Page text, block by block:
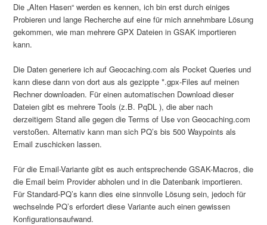
Die „Alten Hasen“ werden es kennen, ich bin erst durch einiges
Probieren und lange Recherche auf eine für mich annehmbare Lösung
gekommen, wie man mehrere GPX Dateien in GSAK importieren
kann.
Die Daten generiere ich auf Geocaching.com als Pocket Queries und
kann diese dann von dort aus als gezippte *.gpx-Files auf meinen
Rechner downloaden. Für einen automatischen Download dieser
Dateien gibt es mehrere Tools (z.B. PqDL ), die aber nach
derzeitigem Stand alle gegen die Terms of Use von Geocaching.com
verstoßen. Alternativ kann man sich PQ’s bis 500 Waypoints als
Email zuschicken lassen.
Für die Email-Variante gibt es auch entsprechende GSAK-Macros, die
die Email beim Provider abholen und in die Datenbank importieren.
Für Standard-PQ’s kann dies eine sinnvolle Lösung sein, jedoch für
wechselnde PQ’s erfordert diese Variante auch einen gewissen
Konfigurationsaufwand.